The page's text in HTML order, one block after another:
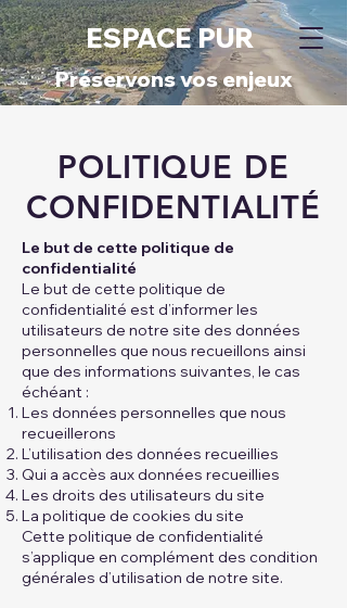
ESPACE PUR
​Préservons vos enjeux​
POLITIQUE DE
CONFIDENTIALITÉ
Le but de cette politique de
confidentialité
Le but de cette politique de
confidentialité est d’informer les
utilisateurs de notre site des données
personnelles que nous recueillons ainsi
que des informations suivantes, le cas
échéant :
Les données personnelles que nous
recueillerons
L’utilisation des données recueillies
Qui a accès aux données recueillies
Les droits des utilisateurs du site
La politique de cookies du site
Cette politique de confidentialité
s’applique en complément des condition
générales d’utilisation de notre site.